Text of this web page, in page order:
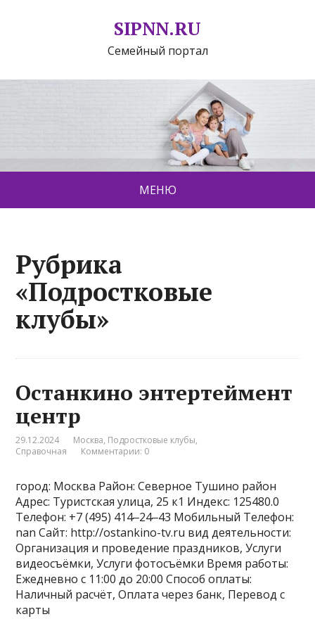
SIPNN.RU
Семейный портал
МЕНЮ
Рубрика
«Подростковые
клубы»
Останкино энтертеймент
центр
29.12.2024 Москва, Подростковые клубы,
Справочная
Комментарии: 0
город: Москва Район: Северное Тушино район
Адрес: Туристская улица, 25 к1 Индекс: 125480.0
Телефон: +7 (495) 414‒24‒43 Мобильный Телефон:
nan Сайт: http://ostankino-tv.ru вид деятельности:
Организация и проведение праздников, Услуги
видеосъёмки, Услуги фотосъёмки Время работы:
Ежедневно с 11:00 до 20:00 Способ оплаты:
Наличный расчёт, Оплата через банк, Перевод с
карты